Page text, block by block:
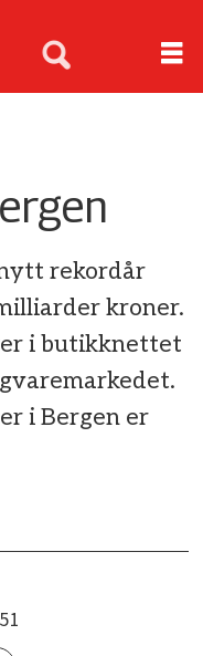
rekordår
kroner.
i butikknettet
i Bergen er